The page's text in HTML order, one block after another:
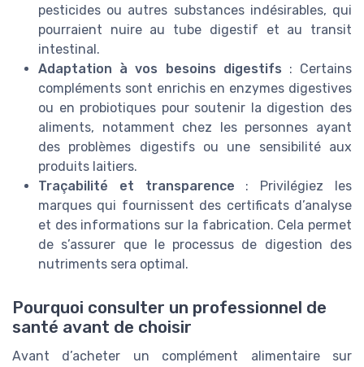
pesticides ou autres substances indésirables, qui
pourraient nuire au tube digestif et au transit
intestinal.
Adaptation à vos besoins digestifs : Certains
compléments sont enrichis en enzymes digestives
ou en probiotiques pour soutenir la digestion des
aliments, notamment chez les personnes ayant
des problèmes digestifs ou une sensibilité aux
produits laitiers.
Traçabilité et transparence : Privilégiez les
marques qui fournissent des certificats d’analyse
et des informations sur la fabrication. Cela permet
de s’assurer que le processus de digestion des
nutriments sera optimal.
Pourquoi consulter un professionnel de
santé avant de choisir
Avant d’acheter un complément alimentaire sur